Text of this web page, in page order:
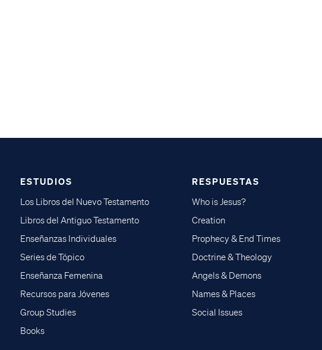
ESTUDIOS
Los Libros del Nuevo Testamento
Libros del Antiguo Testamento
Enseñanzas Individuales
Series de Tópico
Enseñanza Femenina
Recursos para Jóvenes
Group Studies
Books
RESPUESTAS
Who is Jesus?
Creation
Prophecy & End Times
Doctrine & Theology
Angels & Demons
Names & Places
Social Issues